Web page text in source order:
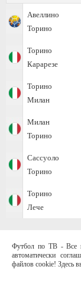
Авеллино
Торино
Торино
Карарезе
Торино
Милан
Милан
Торино
Сассуоло
Торино
Торино
Лече
Футбол по ТВ - Все
автоматически
файлов cookie! Здесь